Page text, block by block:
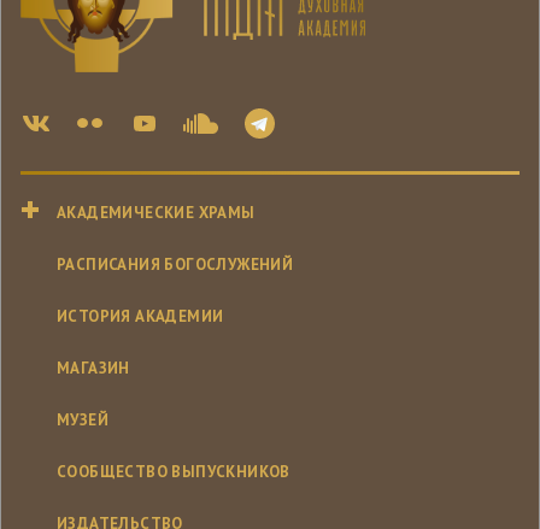
АКАДЕМИЧЕСКИЕ ХРАМЫ
РАСПИСАНИЯ БОГОСЛУЖЕНИЙ
ИСТОРИЯ АКАДЕМИИ
МАГАЗИН
МУЗЕЙ
СООБЩЕСТВО ВЫПУСКНИКОВ
ИЗДАТЕЛЬСТВО